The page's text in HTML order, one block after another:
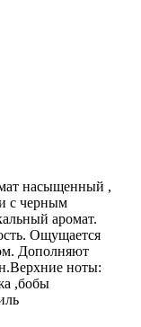
насыщенный ,
с черным
аромат.
Ощущается
Дополняют
ноты:
,бобы